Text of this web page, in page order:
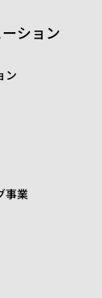
ション
ン
事業